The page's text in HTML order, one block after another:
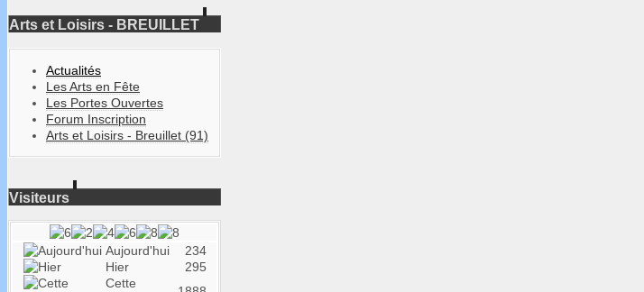
Arts et Loisirs - BREUILLET
Actualités
Les Arts en Fête
Les Portes Ouvertes
Forum Inscription
Arts et Loisirs - Breuillet (91)
Visiteurs
Aujourd'hui
234
Hier
295
Cette